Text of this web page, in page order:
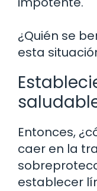
¿Quién se
esta
Entonces,
caer en la
establecer